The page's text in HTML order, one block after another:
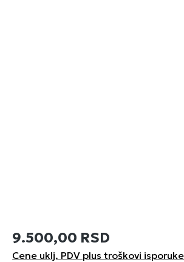
9.500,00 RSD
Cene uklj. PDV plus troškovi isporuke